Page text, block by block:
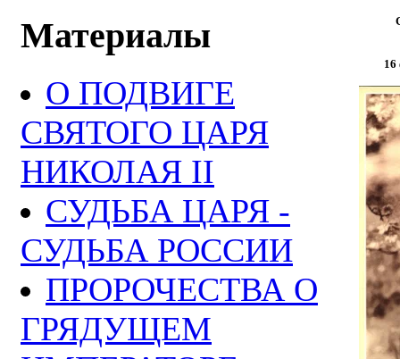
Материалы
О ПОДВИГЕ
СВЯТОГО ЦАРЯ
НИКОЛАЯ II
СУДЬБА ЦАРЯ -
СУДЬБА РОССИИ
ПРОРОЧЕСТВА О
ГРЯДУЩЕМ
16